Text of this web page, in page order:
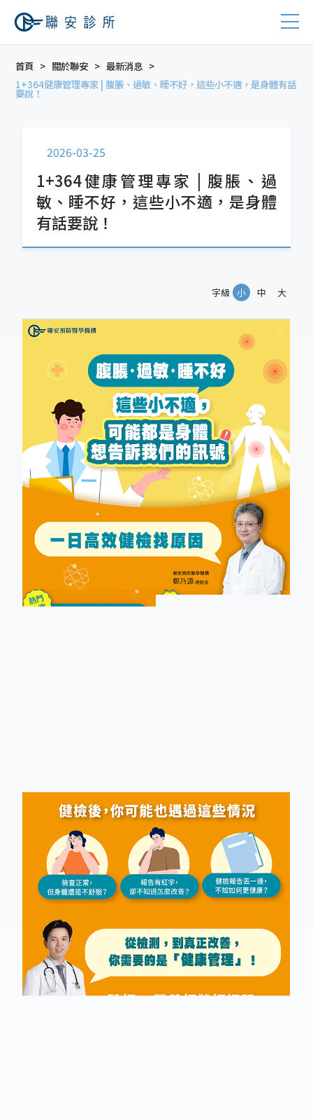
首頁 關於聯安
最新消息
1+364健康管理專家 | 腹脹、過敏、睡不好，這些小不適，是身體有話
要說！
2026-03-25
1+364健康管理專家 | 腹脹、過
敏、睡不好，這些小不適，是身體
有話要說！
字級 小 中 大